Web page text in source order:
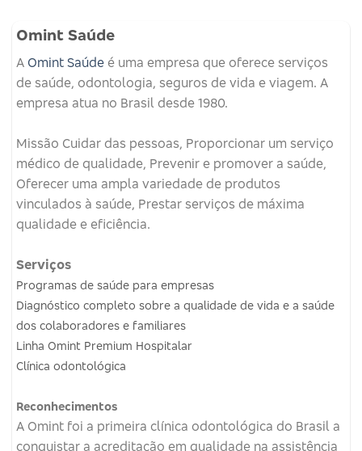
Omint Saúde
A Omint Saúde é uma empresa que oferece serviços
de saúde, odontologia, seguros de vida e viagem. A
empresa atua no Brasil desde 1980.
Missão Cuidar das pessoas, Proporcionar um serviço
médico de qualidade, Prevenir e promover a saúde,
Oferecer uma ampla variedade de produtos
vinculados à saúde, Prestar serviços de máxima
qualidade e eficiência.
Serviços
Programas de saúde para empresas
Diagnóstico completo sobre a qualidade de vida e a saúde
dos colaboradores e familiares
Linha Omint Premium Hospitalar
Clínica odontológica
Reconhecimentos
A Omint foi a primeira clínica odontológica do Brasil a
conquistar a acreditação em qualidade na assistência